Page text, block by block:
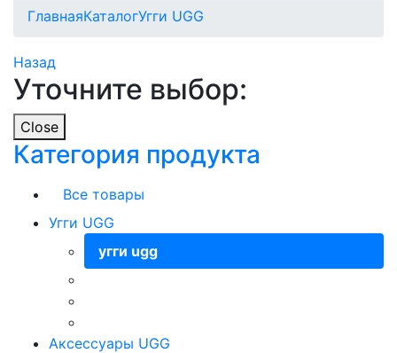
ГлавнаяКаталогУгги UGG
Назад
Уточните выбор:
Close
Категория продукта
Все товары
Угги UGG
угги ugg
Аксессуары UGG